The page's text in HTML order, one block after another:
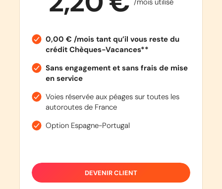
/mois utilisé
0,00 € /mois tant qu’il vous reste du
crédit Chèques-Vacances**
Sans engagement et sans frais de mise
en service
Voies réservée aux péages sur toutes les
autoroutes de France
Option Espagne-Portugal
DEVENIR CLIENT